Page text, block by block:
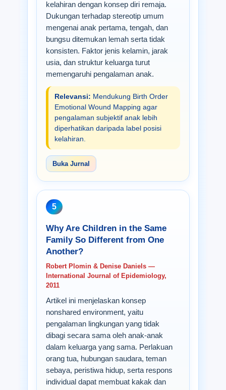
kelahiran dengan konsep diri remaja.
Dukungan terhadap stereotip umum
mengenai anak pertama, tengah, dan
bungsu ditemukan lemah serta tidak
konsisten. Faktor jenis kelamin, jarak
usia, dan struktur keluarga turut
memengaruhi pengalaman anak.
Relevansi: Mendukung Birth Order
Emotional Wound Mapping agar
pengalaman subjektif anak lebih
diperhatikan daripada label posisi
kelahiran.
Buka Jurnal
5
Why Are Children in the Same
Family So Different from One
Another?
Robert Plomin & Denise Daniels —
International Journal of Epidemiology,
2011
Artikel ini menjelaskan konsep
nonshared environment, yaitu
pengalaman lingkungan yang tidak
dibagi secara sama oleh anak-anak
dalam keluarga yang sama. Perlakuan
orang tua, hubungan saudara, teman
sebaya, peristiwa hidup, serta respons
individual dapat membuat kakak dan